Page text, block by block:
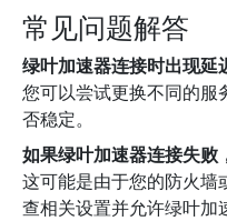
常见问题解答
绿叶加速器连接时出现延
您可以尝试更换不同的服
否稳定。
如果绿叶加速器连接失败
这可能是由于您的防火墙
查相关设置并允许绿叶加